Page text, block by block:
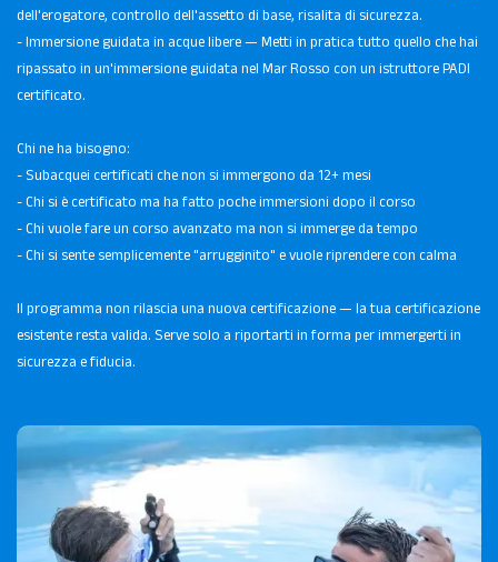
dell'erogatore, controllo dell'assetto di base, risalita di sicurezza.
- Immersione guidata in acque libere — Metti in pratica tutto quello che hai
ripassato in un'immersione guidata nel Mar Rosso con un istruttore PADI
certificato.
Chi ne ha bisogno:
- Subacquei certificati che non si immergono da 12+ mesi
- Chi si è certificato ma ha fatto poche immersioni dopo il corso
- Chi vuole fare un corso avanzato ma non si immerge da tempo
- Chi si sente semplicemente "arrugginito" e vuole riprendere con calma
Il programma non rilascia una nuova certificazione — la tua certificazione
esistente resta valida. Serve solo a riportarti in forma per immergerti in
sicurezza e fiducia.